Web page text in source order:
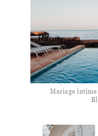
Mariage